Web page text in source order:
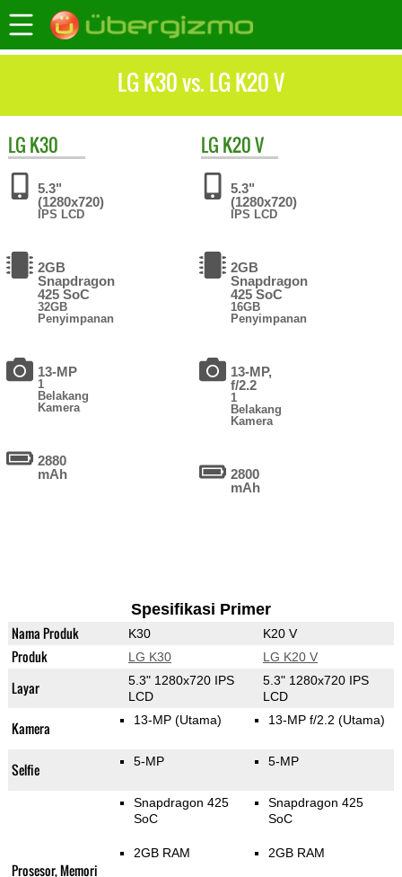
LG K30 vs. LG K20 V
LG K30
5.3"
(1280x720)
IPS LCD
2GB
Snapdragon
425 SoC
32GB
Penyimpanan
13-MP
1
Belakang
Kamera
2880
mAh
LG K20 V
5.3"
(1280x720)
IPS LCD
2GB
Snapdragon
425 SoC
16GB
Penyimpanan
13-MP,
f/2.2
1
Belakang
Kamera
2800
mAh
Spesifikasi Primer
Nama Produk K30 K20 V
Produk LG K30 LG K20 V
Layar
5.3" 1280x720 IPS
LCD
5.3" 1280x720 IPS
LCD
Kamera 13-MP (Utama) 13-MP f/2.2 (Utama)
Selfie 5-MP 5-MP
Prosesor, Memori
Snapdragon 425
SoC
2GB RAM
Snapdragon 425
SoC
2GB RAM